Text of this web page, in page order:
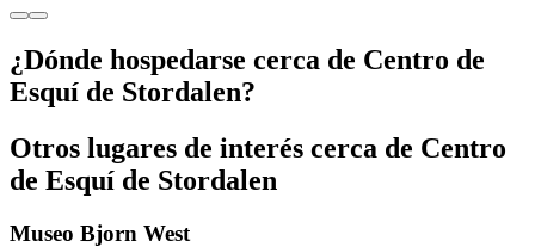
¿Dónde hospedarse cerca de Centro de
Esquí de Stordalen?
Otros lugares de interés cerca de Centro
de Esquí de Stordalen
Museo Bjorn West